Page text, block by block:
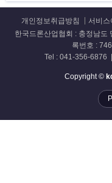
개인정보취급방침 서비
한국드론산업협회 : 충정남도
록번호 :
Tel : 041-356-6876
Copyright ©